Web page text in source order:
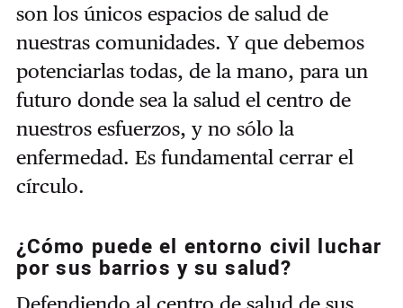
son los únicos espacios de salud de
nuestras comunidades. Y que debemos
potenciarlas todas, de la mano, para un
futuro donde sea la salud el centro de
nuestros esfuerzos, y no sólo la
enfermedad. Es fundamental cerrar el
círculo.
¿Cómo puede el entorno civil luchar
por sus barrios y su salud?
Defendiendo al centro de salud de sus